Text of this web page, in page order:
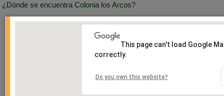
¿Dónde se encuentra Colonia los Arcos?
This page can't load Google
correctly.
Do you own this website?